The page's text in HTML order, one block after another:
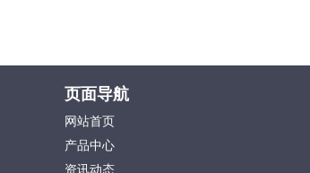
页面导航
网站首页
产品中心
资讯动态